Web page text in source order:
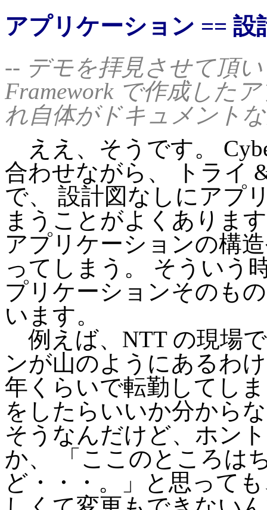
アプリケーション == 設
-- デモを拝見させて頂
Framework で作成した
れ自体がドキュメント
ええ、そうです。
合わせながら、 トライ
で、 設計図なしにアプ
まうことがよくありま
アプリケーションの構
ってしまう。 そういう
プリケーションそのも
います。
例えば、NTT の現場
ンが山のようにあるわ
年くらいで転勤してし
をしたらいいか分から
そうなんだけど、ホン
か、 「ここのところは
ど・・・。」と思って